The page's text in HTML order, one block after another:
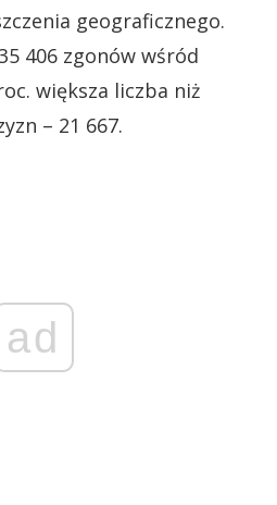
geograficznego.
406 zgonów wśród
większa liczba niż
– 21 667.
ad